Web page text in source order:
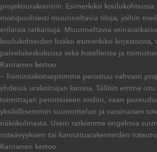
projektiurakointiin. Esimerkiksi koulukohteissa
monipuolisesti muunneltavia tiloja, joihin
erilaisia ratkaisuja. Muunneltavia
koulukohteiden lisäksi esimerkiksi kirjastoissa,
palvelukeskuksissa sekä hotelleissa ja
Rantanen kertoo.
– Toimintakonseptimme perustuu vahvasti
yhdessä urakoitsijan kanssa. Tällöin emme
toimittajan perinteiseen rooliin, vaan
yksilöllisemmin suunnittelun ja varsinaisen
näkökulmasta. Usein ratkomme ongelmia
risteävyyksien tai kannatusrakenteiden
Rantanen kertoo.